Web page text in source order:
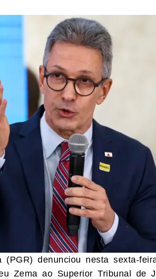
(PGR) denunciou nesta sexta-
Zema ao Superior Tribunal de